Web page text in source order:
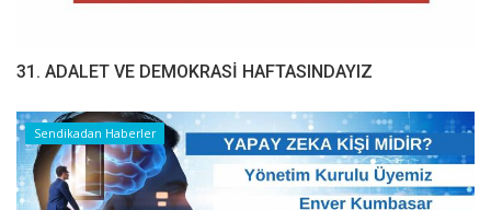
31. ADALET VE DEMOKRASİ HAFTASINDAYIZ
Sendikadan Haberler